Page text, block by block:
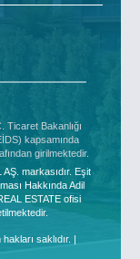
Ticaret Bakanlığı
kapsamında
girilmektedir.
markasıdır. Eşit
Hakkında Adil
ESTATE ofisi
saklıdır. |